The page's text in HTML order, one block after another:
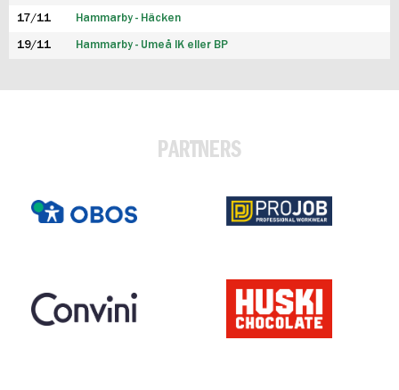
17/11 Hammarby - Häcken
19/11 Hammarby - Umeå IK eller BP
PARTNERS